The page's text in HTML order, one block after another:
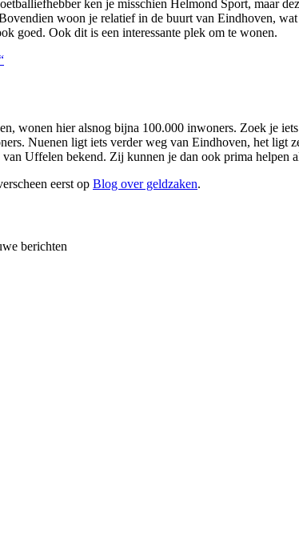
ken je misschien Helmond Sport, maar
woon je relatief in de buurt van Eindhoven,
goed. Ook dit is een interessante plek om te wonen.
wonen hier alsnog bijna 100.000 inwoners. Zoek je
Nuenen ligt iets verder weg van Eindhoven, het ligt
Uffelen bekend. Zij kunnen je dan ook prima
eerst op Blog over geldzaken.
berichten